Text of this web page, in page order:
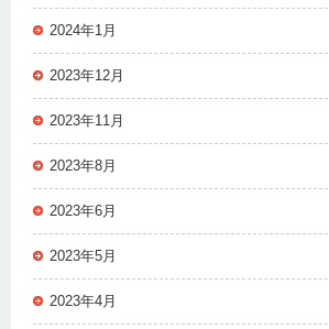
2024年1月
2023年12月
2023年11月
2023年8月
2023年6月
2023年5月
2023年4月